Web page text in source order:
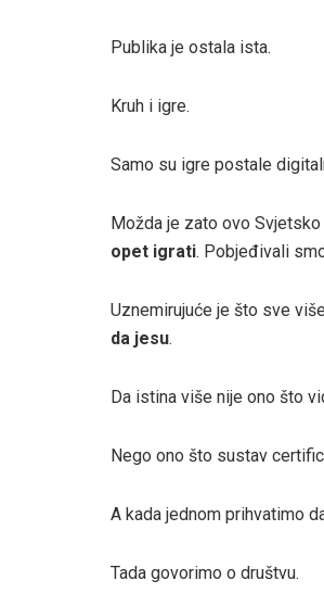
Publika je ostala ista.
Kruh i igre.
Samo su igre postale
Možda je zato ovo
opet igrati. Pobjeđivali
Uznemirujuće je što sve
da jesu.
Da istina više nije ono što
Nego ono što sustav
A kada jednom prihvatimo
Tada govorimo o društvu.